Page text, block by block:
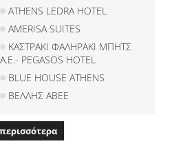
ATHENS LEDRA HOTEL
AMERISA SUITES
ΚΑΣΤΡΑΚΙ ΦΑΛΗΡΑΚΙ ΜΠΗΤΣ
Α.Ε.- PEGASOS HOTEL
BLUE HOUSE ATHENS
ΒΕΛΛΗΣ ΑΒΕΕ
περισσότερα